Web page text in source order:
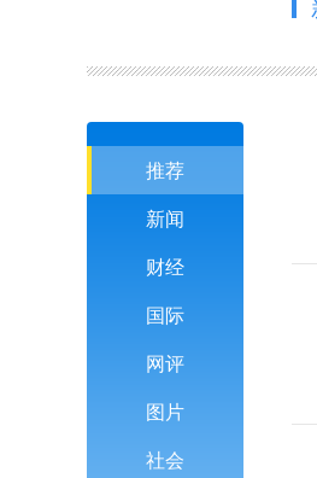
推荐
新闻
财经
国际
网评
图片
社会